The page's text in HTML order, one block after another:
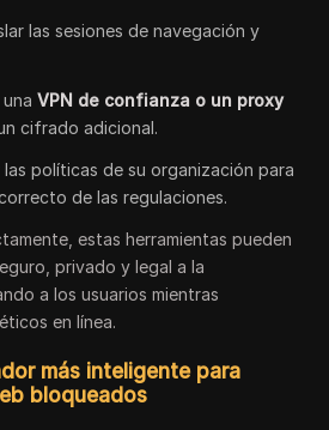
las sesiones de navegación y
unaVPN de confianza o un proxy
cifrado adicional.
las políticas de su organización para
de las regulaciones.
estas herramientas pueden
privado y legal a la
a los usuarios mientras
en línea.
más inteligente para
bloqueados